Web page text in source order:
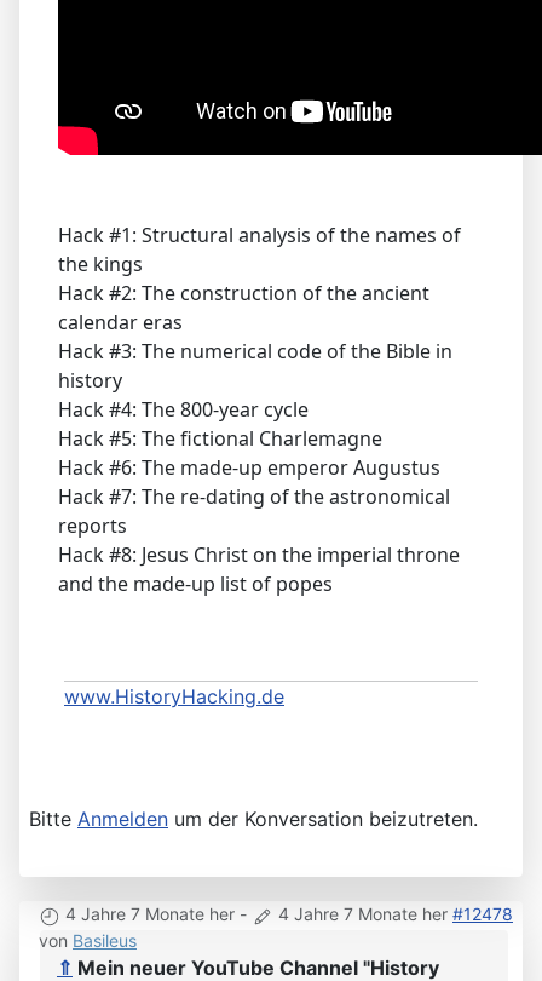
Hack #1: Structural analysis of the names of
the kings
Hack #2: The construction of the ancient
calendar eras
Hack #3: The numerical code of the Bible in
history
Hack #4: The 800-year cycle
Hack #5: The fictional Charlemagne
Hack #6: The made-up emperor Augustus
Hack #7: The re-dating of the astronomical
reports
Hack #8: Jesus Christ on the imperial throne
and the made-up list of popes
www.HistoryHacking.de
Bitte Anmelden um der Konversation beizutreten.
4 Jahre 7 Monate her - 4 Jahre 7 Monate her #12478
von Basileus
⇑ Mein neuer YouTube Channel "History